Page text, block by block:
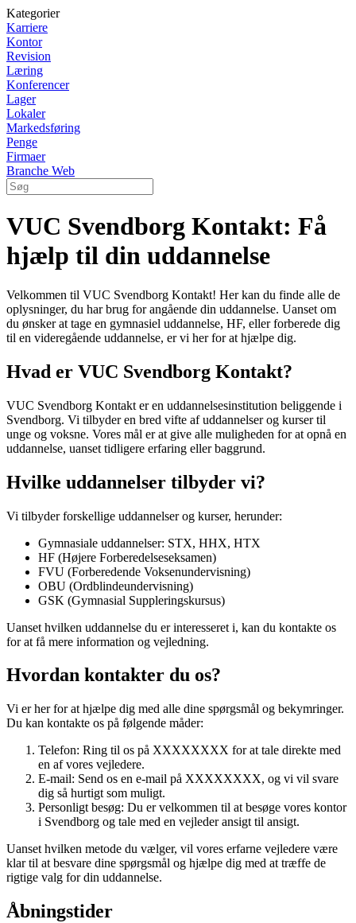
Kategorier
Karriere
Kontor
Revision
Læring
Konferencer
Lager
Lokaler
Markedsføring
Penge
Firmaer
Branche Web
VUC Svendborg Kontakt: Få
hjælp til din uddannelse
Velkommen til VUC Svendborg Kontakt! Her kan du finde alle de
oplysninger, du har brug for angående din uddannelse. Uanset om
du ønsker at tage en gymnasiel uddannelse, HF, eller forberede dig
til en videregående uddannelse, er vi her for at hjælpe dig.
Hvad er VUC Svendborg Kontakt?
VUC Svendborg Kontakt er en uddannelsesinstitution beliggende i
Svendborg. Vi tilbyder en bred vifte af uddannelser og kurser til
unge og voksne. Vores mål er at give alle muligheden for at opnå en
uddannelse, uanset tidligere erfaring eller baggrund.
Hvilke uddannelser tilbyder vi?
Vi tilbyder forskellige uddannelser og kurser, herunder:
Gymnasiale uddannelser: STX, HHX, HTX
HF (Højere Forberedelseseksamen)
FVU (Forberedende Voksenundervisning)
OBU (Ordblindeundervisning)
GSK (Gymnasial Suppleringskursus)
Uanset hvilken uddannelse du er interesseret i, kan du kontakte os
for at få mere information og vejledning.
Hvordan kontakter du os?
Vi er her for at hjælpe dig med alle dine spørgsmål og bekymringer.
Du kan kontakte os på følgende måder:
Telefon: Ring til os på XXXXXXXX for at tale direkte med
en af vores vejledere.
E-mail: Send os en e-mail på XXXXXXXX, og vi vil svare
dig så hurtigt som muligt.
Personligt besøg: Du er velkommen til at besøge vores kontor
i Svendborg og tale med en vejleder ansigt til ansigt.
Uanset hvilken metode du vælger, vil vores erfarne vejledere være
klar til at besvare dine spørgsmål og hjælpe dig med at træffe de
rigtige valg for din uddannelse.
Åbningstider